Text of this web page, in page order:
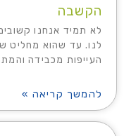
הקשבה
לא תמיד אנחנו
לנו. עד שהוא מחליט
העייפות מכבידה
להמשך קריאה »